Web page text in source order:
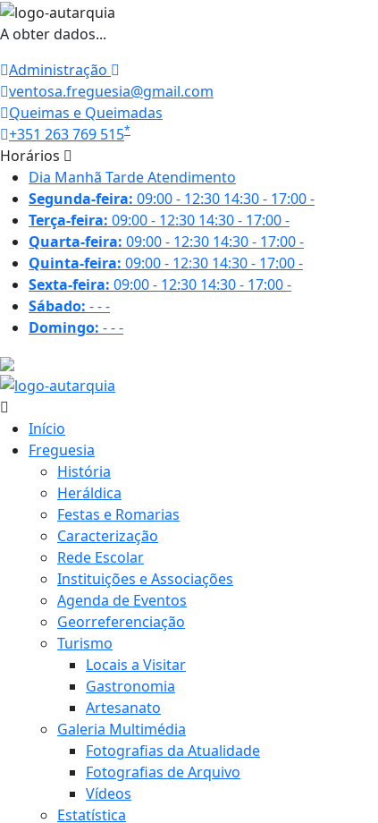
A obter dados...
Administração
ventosa.freguesia@gmail.com
Queimas e Queimadas
+351 263 769 515*
Horários
Dia Manhã TardeAtendimento
Segunda-feira: 09:00 - 12:30 14:30 - 17:00-
Terça-feira: 09:00 - 12:30 14:30 - 17:00-
Quarta-feira: 09:00 - 12:30 14:30 - 17:00-
Quinta-feira: 09:00 - 12:30 14:30 - 17:00-
Sexta-feira: 09:00 - 12:30 14:30 - 17:00-
Sábado: ---
Domingo: ---
Início
Freguesia
História
Heráldica
Festas e Romarias
Caracterização
Rede Escolar
Instituições e Associações
Agenda de Eventos
Georreferenciação
Turismo
Locais a Visitar
Gastronomia
Artesanato
Galeria Multimédia
Fotografias da Atualidade
Fotografias de Arquivo
Vídeos
Estatística